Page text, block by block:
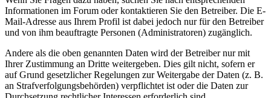
Informationen im Forum oder kontaktieren Sie den Betreiber. Die E-
Mail-Adresse aus Ihrem Profil ist dabei jedoch nur für den Betreiber
und von ihm beauftragte Personen (Administratoren) zugänglich.
Andere als die oben genannten Daten wird der Betreiber nur mit
Ihrer Zustimmung an Dritte weitergeben. Dies gilt nicht, sofern er
auf Grund gesetzlicher Regelungen zur Weitergabe der Daten (z. B.
an Strafverfolgungsbehörden) verpflichtet ist oder die Daten zur